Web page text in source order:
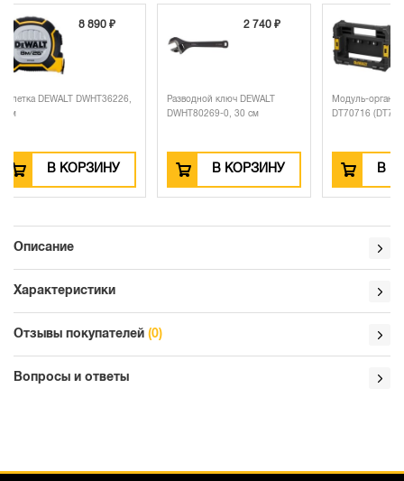
Разводной ключ DEWALT
В КОРЗИНУ
Модуль-органайзер DEWALT
DT70716 (DT70716-QZ)
В КОРЗИНУ
Нож
Описание
Характеристики
Отзывы покупателей (0)
Вопросы и ответы